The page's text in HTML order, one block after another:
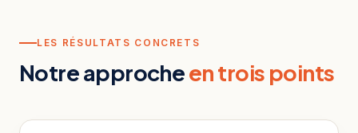
LES RÉSULTATS CONCRETS
Notre approcheen trois points